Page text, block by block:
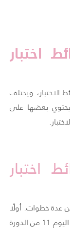
اختبار
ويختلف
بعضها على
اختبار
عدة خطوات. أولًا
يجب تحديد الوقت المناسب لبدء الاختبار وهو اليوم 11 من الدورة